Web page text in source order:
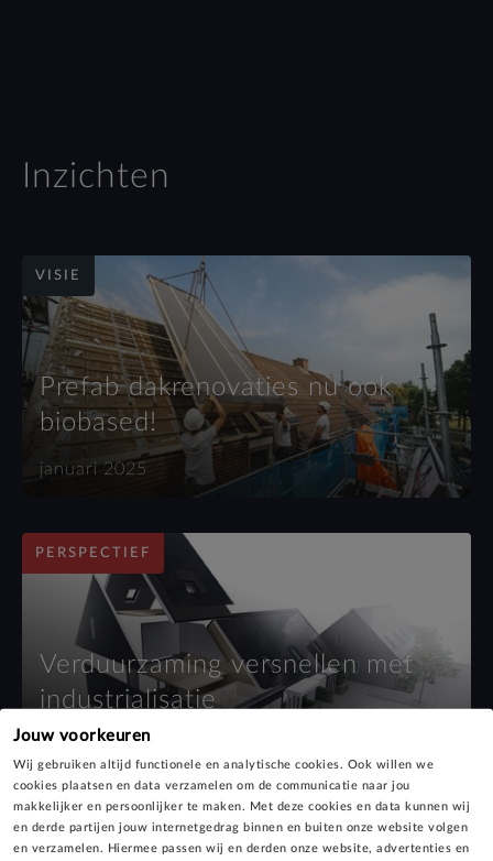
Jouw voorkeuren
Wij gebruiken altijd functionele en analytische cookies. Ook willen we
cookies plaatsen en data verzamelen om de communicatie naar jou
makkelijker en persoonlijker te maken. Met deze cookies en data kunnen wij
en derde partijen jouw internetgedrag binnen en buiten onze website volgen
en verzamelen. Hiermee passen wij en derden onze website, advertenties en
Inzichten
VISIE
Prefab dakrenovaties nu ook
biobased!
januari 2025
PERSPECTIEF
Verduurzaming versnellen met
industrialisatie
januari 2020